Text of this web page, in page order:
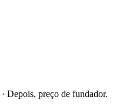
· Depois, preço de fundador.